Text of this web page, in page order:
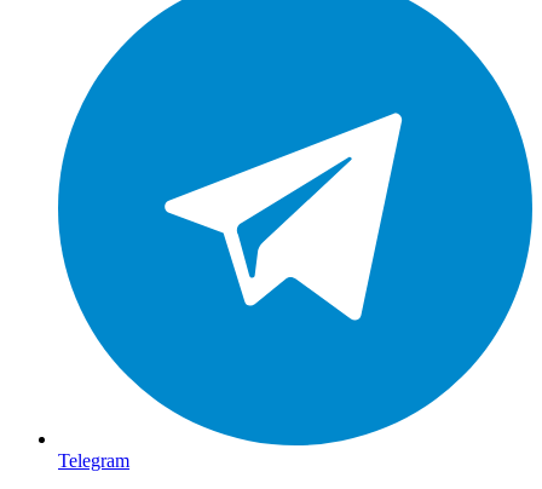
Telegram